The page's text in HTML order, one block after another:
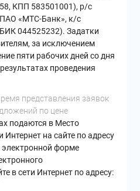
КПП 583501001), р/с
«МТС-Банк», к/с
044525232). Задатки
за исключением
пяти рабочих дней со дня
проведения
представления заявок
по цене
подаются в Место
Интернет на сайте по адресу
форме
в сети Интернет по адресу: